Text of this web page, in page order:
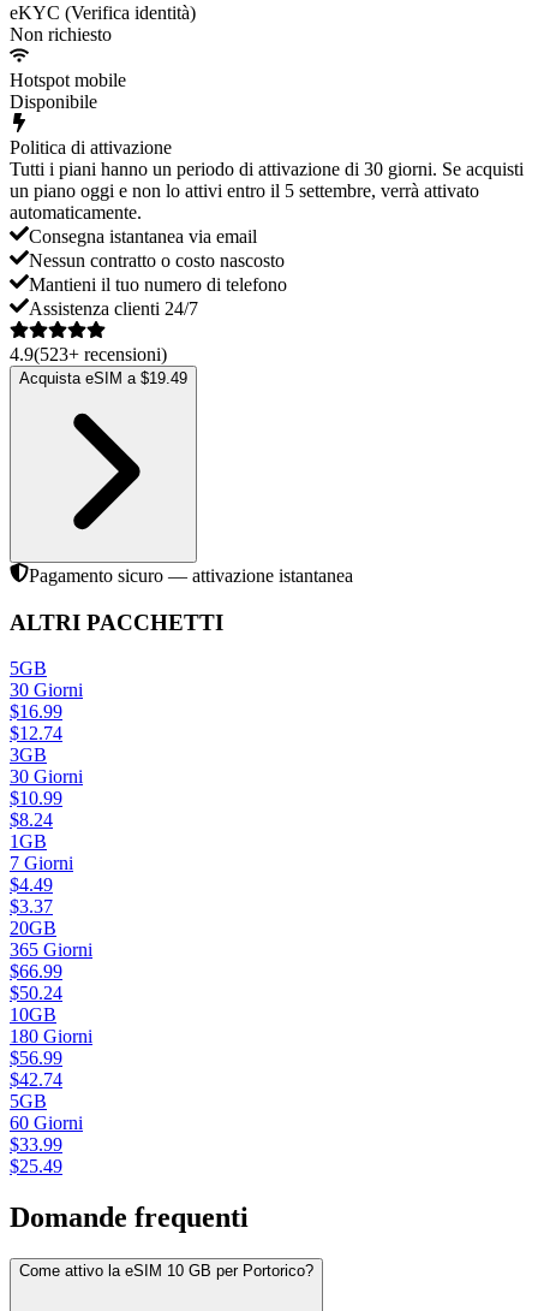
eKYC (Verifica identità)
Non richiesto
Hotspot mobile
Disponibile
Politica di attivazione
Tutti i piani hanno un periodo di attivazione di 30 giorni. Se acquisti
un piano oggi e non lo attivi entro il 5 settembre, verrà attivato
automaticamente.
Consegna istantanea via email
Nessun contratto o costo nascosto
Mantieni il tuo numero di telefono
Assistenza clienti 24/7
4.9(523+ recensioni)
Acquista eSIM a $19.49
Pagamento sicuro — attivazione istantanea
ALTRI PACCHETTI
5GB
30 Giorni
$16.99
$12.74
3GB
30 Giorni
$10.99
$8.24
1GB
7 Giorni
$4.49
$3.37
20GB
365 Giorni
$66.99
$50.24
10GB
180 Giorni
$56.99
$42.74
5GB
60 Giorni
$33.99
$25.49
Domande frequenti
Come attivo la eSIM 10 GB per Portorico?